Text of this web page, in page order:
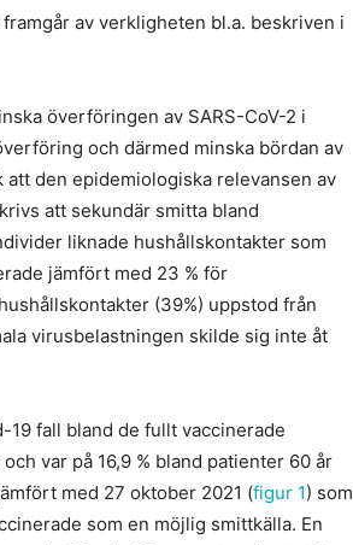
av verkligheten bl.a. beskriven i
överföringen av SARS-CoV-2 i
och därmed minska bördan av
den epidemiologiska relevansen av
att sekundär smitta bland
liknade hushållskontakter som
jämfört med 23 % för
(39%) uppstod från
virusbelastningen skilde sig inte åt
19 fall bland de fullt vaccinerade
var på 16,9 % bland patienter 60 år
med 27 oktober 2021 (figur 1) som
som en möjlig smittkälla. En